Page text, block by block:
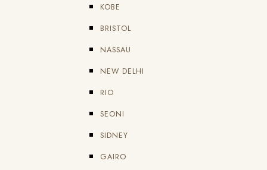
KOBE
BRISTOL
NASSAU
NEW DELHI
RIO
SEONI
SIDNEY
GAIRO